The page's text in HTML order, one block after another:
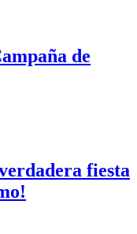
de
fiesta